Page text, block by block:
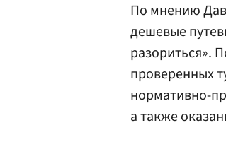
По мнению
дешевые
разориться».
проверенных
нормативно-
а также